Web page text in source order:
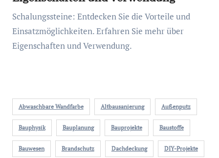
Schalungssteine: Entdecken Sie die Vorteile und
Einsatzmöglichkeiten. Erfahren Sie mehr über
Eigenschaften und Verwendung.
Abwaschbare Wandfarbe Altbausanierung Außenputz
Bauphysik Bauplanung Bauprojekte Baustoffe
Bauwesen Brandschutz Dachdeckung DIY-Projekte